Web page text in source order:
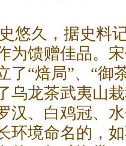
悠久，据史料
为馈赠佳品。
了“焙局”、“御
乌龙茶武夷山
汉、白鸡冠、
环境命名的，